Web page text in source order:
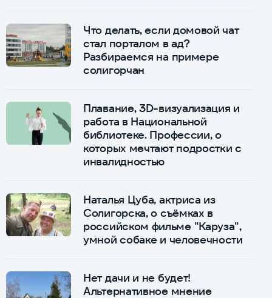
Что делать, если домовой чат
стал порталом в ад?
Разбираемся на примере
солигорчан
Плавание, 3D-визуализация и
работа в Национальной
библиотеке. Профессии, о
которых мечтают подростки с
инвалидностью
Наталья Цуба, актриса из
Солигорска, о съёмках в
российском фильме "Каруза",
умной собаке и человечности
Нет дачи и не будет!
Альтернативное мнение